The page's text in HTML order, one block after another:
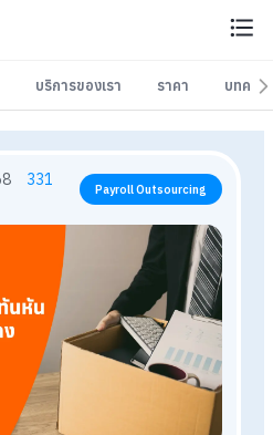
บริการของเรา ราคา บทควา
บริการของเรา ราคา บทควา
331